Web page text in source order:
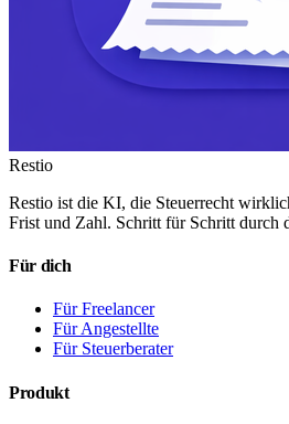
Restio
Restio ist die KI, die Steuerrecht
Frist und Zahl. Schritt für Schritt durch
Für dich
Für Freelancer
Für Angestellte
Für Steuerberater
Produkt